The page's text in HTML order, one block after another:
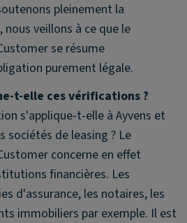
pleinement la
veillons à ce que le
se résume
purement légale.
t-elle ces vérifications ?
s'applique-t-elle à Ayvens et
sociétés de leasing ? Le
concerne en effet
financières. Les
d'assurance, les notaires, les
immobiliers par exemple. Il est